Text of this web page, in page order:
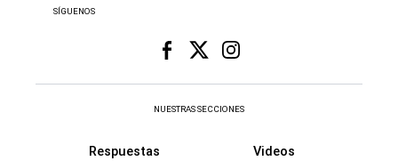
SÍGUENOS
NUESTRAS SECCIONES
Respuestas Videos